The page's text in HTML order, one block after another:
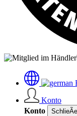
Konto
Konto